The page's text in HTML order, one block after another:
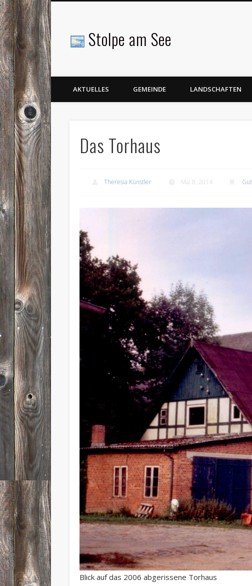
Stolpe am See
Facebook
AKTUELLES GEMEINDE LANDSCHAFTEN
Das Torhaus
Theresia Künstler Mai 8, 2014
Blick auf das 2006 abgerissene Torhaus